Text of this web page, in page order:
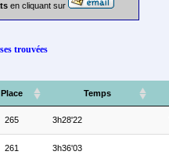
en cliquant sur
trouvées
Place Temps
265 3h28'22
261 3h36'03